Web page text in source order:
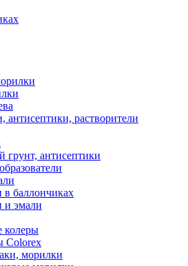
антисептики, растворители
грунт, антисептики
в баллончиках
и эмали
колеры
Colorex
морилки